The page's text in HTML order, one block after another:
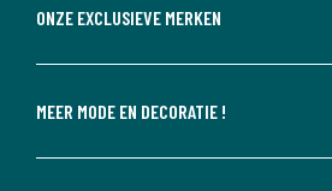
ONZE EXCLUSIEVE MERKEN
MEER MODE EN DECORATIE !